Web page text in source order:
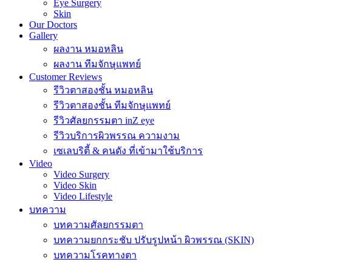
Eye Surgery
Skin
Our Doctors
Gallery
ผลงาน หมอหลิน
ผลงาน ทีมจักษุแพทย์
Customer Reviews
รีวิวตาสองชั้น หมอหลิน
รีวิวตาสองชั้น ทีมจักษุแพทย์
รีวิวศัลยกรรมตา inZ eye
รีวิวบริการผิวพรรณ ความงาม
เซเลบริตี้ & คนดัง ที่เข้ามาใช้บริการ
Video
Video Surgery
Video Skin
Video Lifestyle
บทความ
บทความศัลยกรรมตา
บทความยกกระชับ ปรับรูปหน้า ผิวพรรณ (SKIN)
บทความโรคทางตา